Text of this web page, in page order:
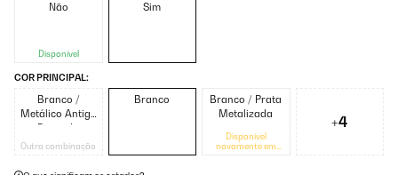
Não
Disponível
Sim
COR PRINCIPAL:
Branco /
Metálico Antigo
Dourado
Outra combinação
Branco
Branco / Prata
Metalizada
Disponível
novamente em
+4